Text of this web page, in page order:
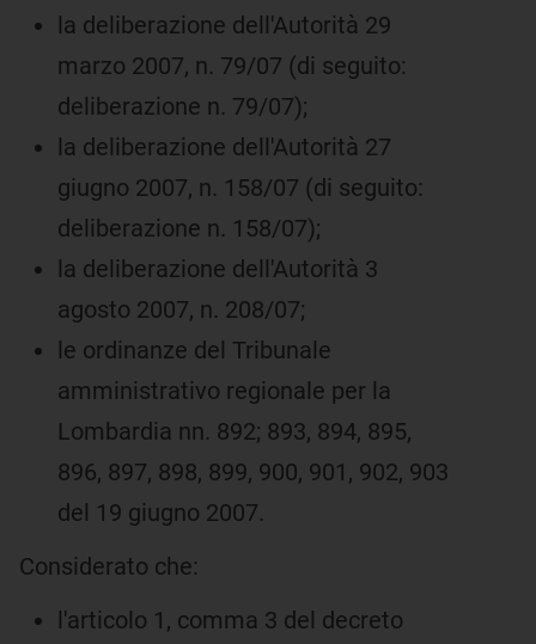
la deliberazione dell'Autorità 29
marzo 2007, n. 79/07 (di seguito:
deliberazione n. 79/07);
la deliberazione dell'Autorità 27
giugno 2007, n. 158/07 (di seguito:
deliberazione n. 158/07);
la deliberazione dell'Autorità 3
agosto 2007, n. 208/07;
le ordinanze del Tribunale
amministrativo regionale per la
Lombardia nn. 892; 893, 894, 895,
896, 897, 898, 899, 900, 901, 902, 903
del 19 giugno 2007.
Considerato che:
l'articolo 1, comma 3 del decreto